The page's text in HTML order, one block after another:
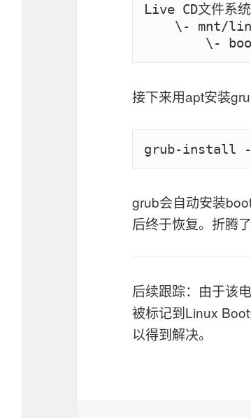
Live CD文件系
接下来用apt安装
grub会自动安装
后终于恢复。折腾
后续跟踪：由于该
被标记到Linux
以得到解决。